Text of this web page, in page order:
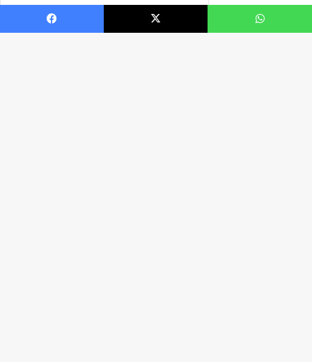
Facebook X WhatsApp